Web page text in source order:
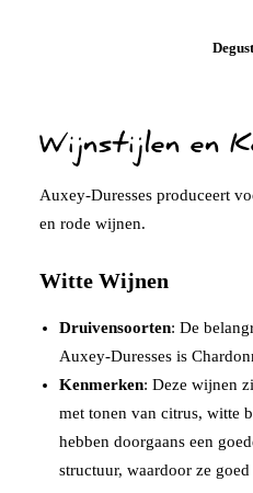
Wijnstijlen en
Auxey-Duresses produceert
en rode wijnen.
Witte Wijnen
Druivensoorten: De
Auxey-Duresses is
Kenmerken: Deze wijnen
met tonen van citrus, witte
hebben doorgaans een
structuur, waardoor ze